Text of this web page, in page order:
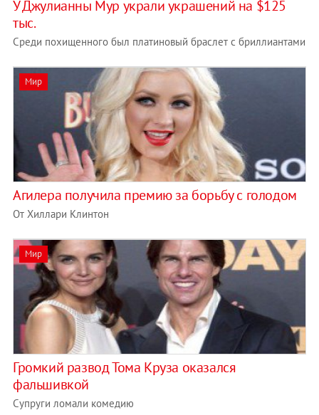
У Джулианны Мур украли украшений на $125
тыс.
Среди похищенного был платиновый браслет с бриллиантами
Мир
Агилера получила премию за борьбу с голодом
От Хиллари Клинтон
Мир
Громкий развод Тома Круза оказался
фальшивкой
Супруги ломали комедию